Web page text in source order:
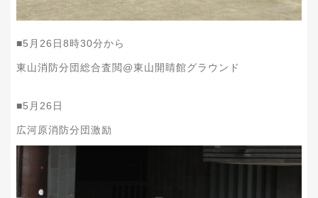
■5月26日8時30分から
東山消防分団総合査閲@東山開睛館グラウンド
■5月26日
広河原消防分団激励